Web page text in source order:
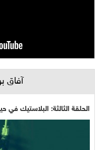
آفاق
الحلقة الثالثة: البلاستيك في